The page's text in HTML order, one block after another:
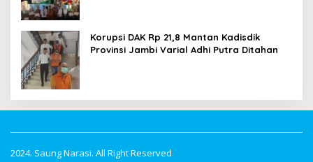
Korupsi DAK Rp 21,8 Mantan Kadisdik
Provinsi Jambi Varial Adhi Putra Ditahan
2024. Saung Narasi. All Right Reserved